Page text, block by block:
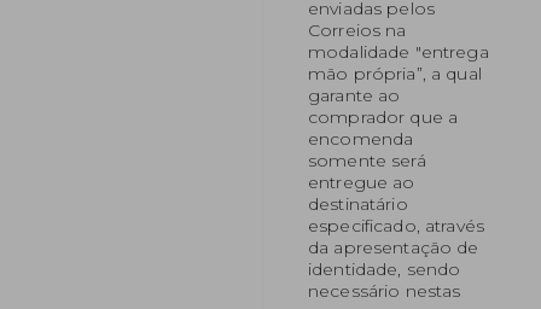
enviadas pelos
Correios na
modalidade "entrega
mão própria”, a qual
garante ao
comprador que a
encomenda
somente será
entregue ao
destinatário
especificado, através
da apresentação de
identidade, sendo
necessário nestas